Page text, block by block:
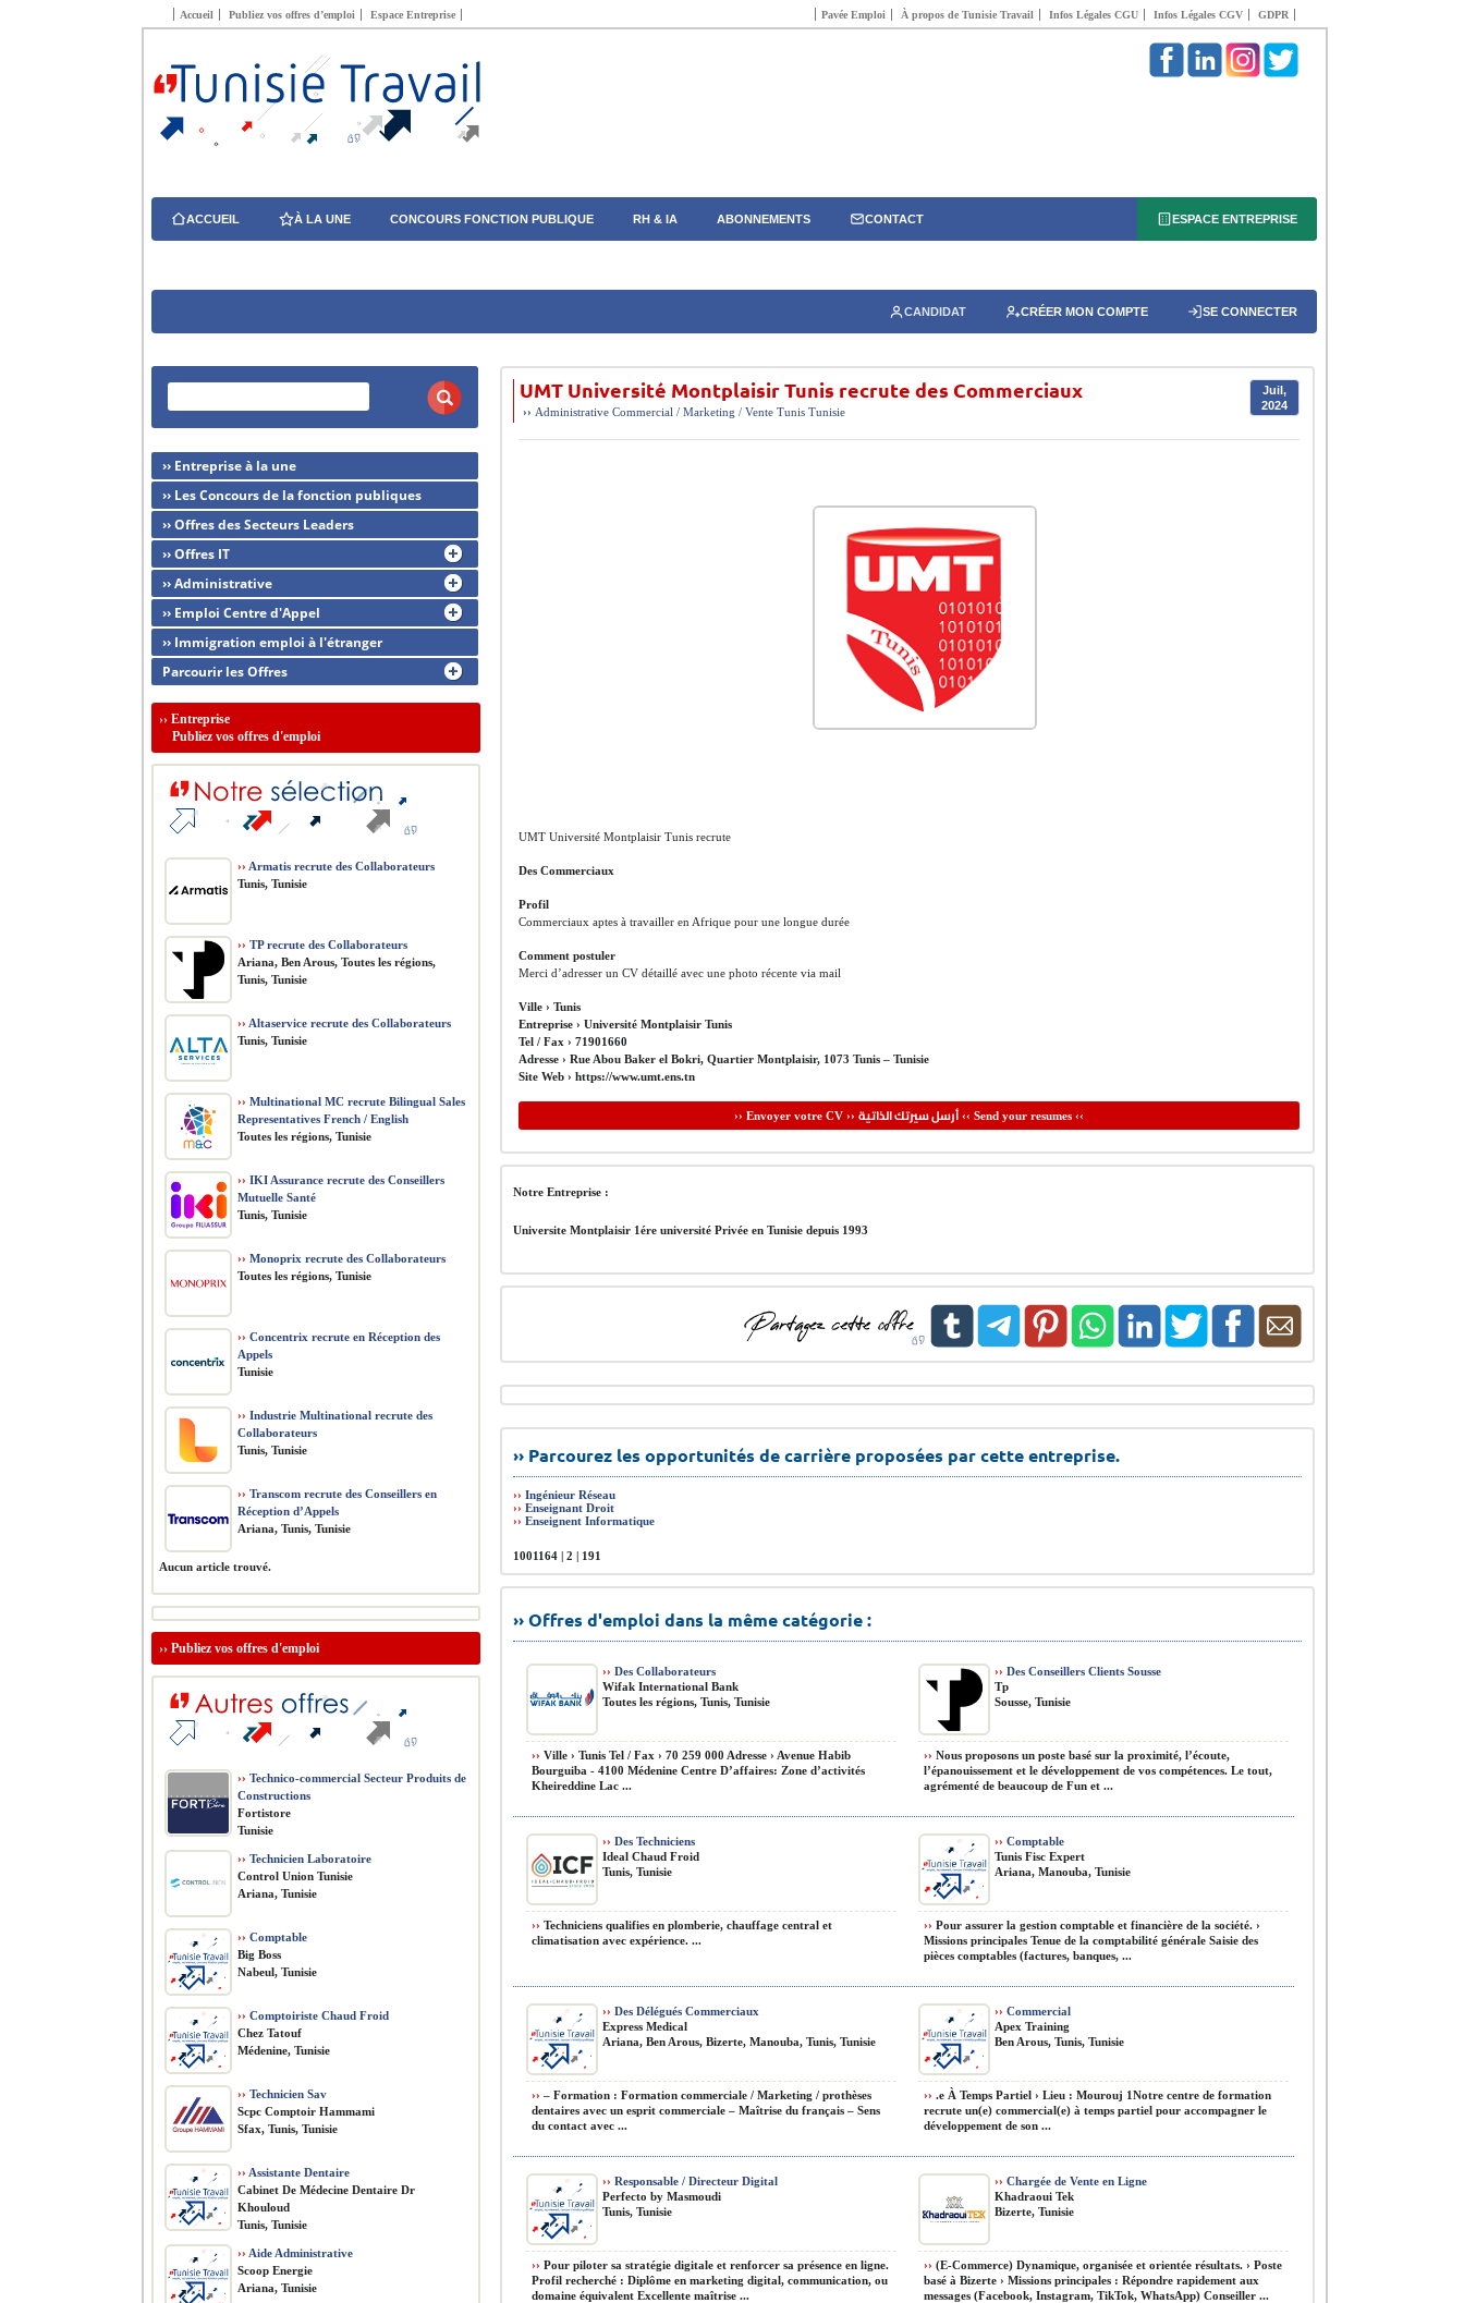
Accueil Publiez vos offres d’emploi Espace Entreprise Pavée Emploi À propos de Tunisie Travail Infos Légales CGU Infos Légales CGV GDPR
ACCUEIL À LA UNE CONCOURS FONCTION PUBLIQUE RH & IA ABONNEMENTS CONTACT ESPACE ENTREPRISE
CANDIDAT CRÉER MON COMPTE SE CONNECTER
UMT Université Montplaisir Tunis recrute des Commerciaux
Juil,
2024
›› Administrative Commercial / Marketing / Vente Tunis Tunisie
UMT Université Montplaisir Tunis recrute
Des Commerciaux
Profil
Commerciaux aptes à travailler en Afrique pour une longue durée
Comment postuler
Merci d’adresser un CV détaillé avec une photo récente via mail
Ville › Tunis
Entreprise › Université Montplaisir Tunis
Tel / Fax › 71901660
Adresse › Rue Abou Baker el Bokri, Quartier Montplaisir, 1073 Tunis – Tunisie
Site Web › https://www.umt.ens.tn
›› Envoyer votre CV ›› أرسل سيرتك الذاتية‹‹ Send your resumes ‹‹
Notre Entreprise :
Universite Montplaisir 1ére université Privée en Tunisie depuis 1993
›› Parcourez les opportunités de carrière proposées par cette entreprise.
›› Ingénieur Réseau
›› Enseignant Droit
›› Enseignent Informatique
1001164 | 2 | 191
›› Offres d'emploi dans la même catégorie :
›› Des Collaborateurs
Wifak International Bank
Toutes les régions, Tunis, Tunisie
›› Ville › Tunis Tel / Fax › 70 259 000 Adresse › Avenue Habib
Bourguiba - 4100 Médenine Centre D’affaires: Zone d’activités
Kheireddine Lac ...
›› Des Conseillers Clients Sousse
Tp
Sousse, Tunisie
›› Nous proposons un poste basé sur la proximité, l’écoute,
l’épanouissement et le développement de vos compétences. Le tout,
agrémenté de beaucoup de Fun et ...
›› Des Techniciens
Ideal Chaud Froid
Tunis, Tunisie
›› Techniciens qualifies en plomberie, chauffage central et
climatisation avec expérience. ...
›› Comptable
Tunis Fisc Expert
Ariana, Manouba, Tunisie
›› Pour assurer la gestion comptable et financière de la société. ›
Missions principales Tenue de la comptabilité générale Saisie des
pièces comptables (factures, banques, ...
›› Des Délégués Commerciaux
Express Medical
Ariana, Ben Arous, Bizerte, Manouba, Tunis, Tunisie
›› – Formation : Formation commerciale / Marketing / prothèses
dentaires avec un esprit commerciale – Maîtrise du français – Sens
du contact avec ...
›› Commercial
Apex Training
Ben Arous, Tunis, Tunisie
›› .e À Temps Partiel › Lieu : Mourouj 1Notre centre de formation
recrute un(e) commercial(e) à temps partiel pour accompagner le
développement de son ...
›› Responsable / Directeur Digital
Perfecto by Masmoudi
Tunis, Tunisie
›› Pour piloter sa stratégie digitale et renforcer sa présence en ligne.
Profil recherché : Diplôme en marketing digital, communication, ou
domaine équivalent Excellente maîtrise ...
›› Chargée de Vente en Ligne
Khadraoui Tek
Bizerte, Tunisie
›› (E-Commerce) Dynamique, organisée et orientée résultats. › Poste
basé à Bizerte › Missions principales : Répondre rapidement aux
messages (Facebook, Instagram, TikTok, WhatsApp) Conseiller ...
›› Entreprise à la une
›› Les Concours de la fonction publiques
›› Offres des Secteurs Leaders
›› Offres IT
›› Administrative
›› Emploi Centre d'Appel
›› Immigration emploi à l'étranger
Parcourir les Offres
›› Entreprise
Publiez vos offres d'emploi
›› Armatis recrute des Collaborateurs
Tunis, Tunisie
›› TP recrute des Collaborateurs
Ariana, Ben Arous, Toutes les régions,
Tunis, Tunisie
›› Altaservice recrute des Collaborateurs
Tunis, Tunisie
›› Multinational MC recrute Bilingual Sales
Representatives French / English
Toutes les régions, Tunisie
›› IKI Assurance recrute des Conseillers
Mutuelle Santé
Tunis, Tunisie
›› Monoprix recrute des Collaborateurs
Toutes les régions, Tunisie
›› Concentrix recrute en Réception des
Appels
Tunisie
›› Industrie Multinational recrute des
Collaborateurs
Tunis, Tunisie
›› Transcom recrute des Conseillers en
Réception d’Appels
Ariana, Tunis, Tunisie
Aucun article trouvé.
›› Publiez vos offres d'emploi
›› Technico-commercial Secteur Produits de
Constructions
Fortistore
Tunisie
›› Technicien Laboratoire
Control Union Tunisie
Ariana, Tunisie
›› Comptable
Big Boss
Nabeul, Tunisie
›› Comptoiriste Chaud Froid
Chez Tatouf
Médenine, Tunisie
›› Technicien Sav
Scpc Comptoir Hammami
Sfax, Tunis, Tunisie
›› Assistante Dentaire
Cabinet De Médecine Dentaire Dr
Khouloud
Tunis, Tunisie
›› Aide Administrative
Scoop Energie
Ariana, Tunisie